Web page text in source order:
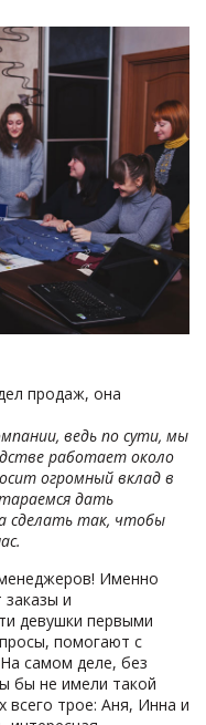
продаж, она
ведь по сути, мы
работает около
огромный вклад в
дать
сделать так, чтобы
Именно
и
девушки первыми
помогают с
самом деле, без
бы не имели такой
всего трое: Аня, Инна и